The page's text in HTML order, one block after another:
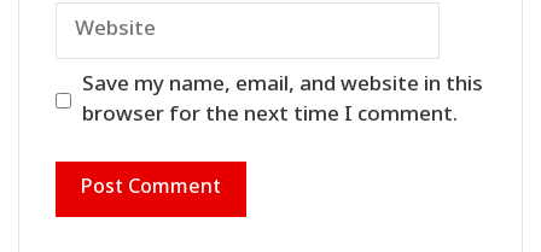
Website
Save my name, email, and website in this
browser for the next time I comment.